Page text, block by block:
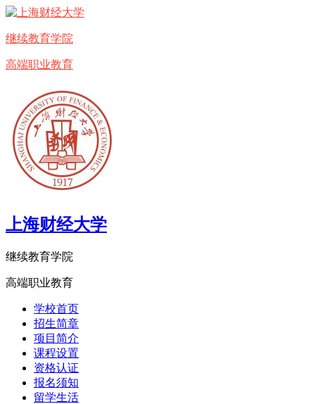
继续教育学院
高端职业教育
上海财经大学
继续教育学院
高端职业教育
学校首页
招生简章
项目简介
课程设置
资格认证
报名须知
留学生活